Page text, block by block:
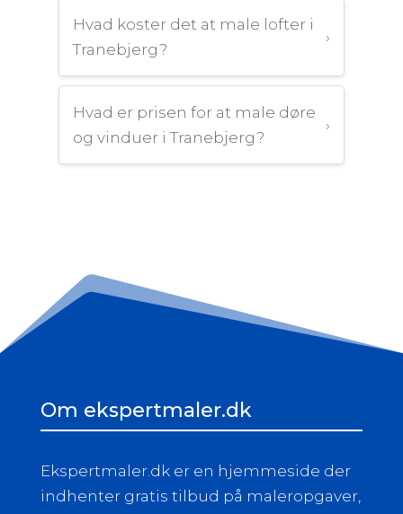
Hvad koster det at male lofter i
Tranebjerg?
›
Hvad er prisen for at male døre
og vinduer i Tranebjerg?
›
Om ekspertmaler.dk
Ekspertmaler.dk er en hjemmeside der
indhenter gratis tilbud på maleropgaver,